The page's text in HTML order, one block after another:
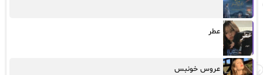
عطر
عروس خونبس